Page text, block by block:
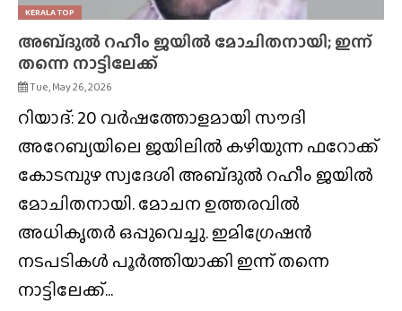
KERALA TOP
അബ്‌ദുൽ റഹീം ജയിൽ മോചിതനായി; ഇന്ന്
തന്നെ നാട്ടിലേക്ക്
Tue, May 26, 2026
റിയാദ്: 20 വർഷത്തോളമായി സൗദി
അറേബ്യയിലെ ജയിലിൽ കഴിയുന്ന ഫറോക്ക്
കോടമ്പുഴ സ്വദേശി അബ്‌ദുൽ റഹീം ജയിൽ
മോചിതനായി. മോചന ഉത്തരവിൽ
അധികൃതർ ഒപ്പുവെച്ചു. ഇമിഗ്രേഷൻ
നടപടികൾ പൂർത്തിയാക്കി ഇന്ന് തന്നെ
നാട്ടിലേക്ക്...